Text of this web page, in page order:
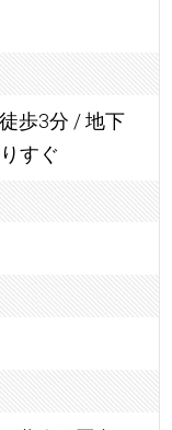
歩3分 / 地下
すぐ